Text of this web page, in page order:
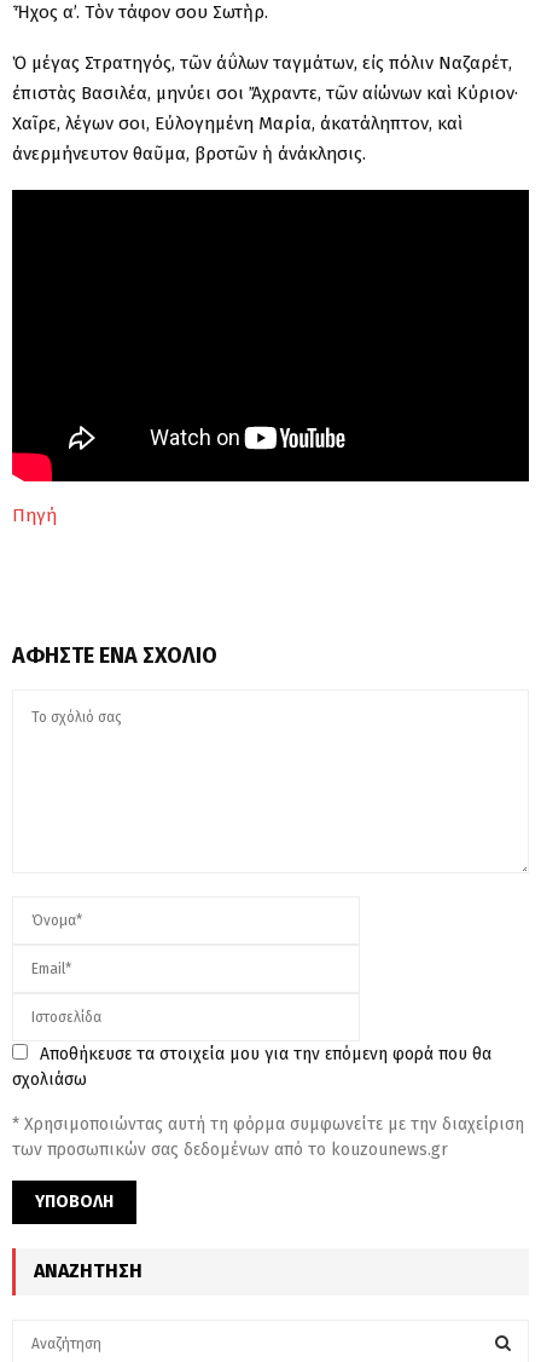
Ἦχος α’. Τὸν τάφον σου Σωτὴρ.
Ὁ μέγας Στρατηγός, τῶν ἀΰλων ταγμάτων, εἰς πόλιν Ναζαρέτ,
ἐπιστὰς Βασιλέα, μηνύει σοι Ἄχραντε, τῶν αἰώνων καὶ Κύριον·
Χαῖρε, λέγων σοι, Εὐλογημένη Μαρία, ἀκατάληπτον, καὶ
ἀνερμήνευτον θαῦμα, βροτῶν ἡ ἀνάκλησις.
Πηγή
ΑΦΉΣΤΕ ΈΝΑ ΣΧΌΛΙΟ
Αποθήκευσε τα στοιχεία μου για την επόμενη φορά που θα
σχολιάσω
* Χρησιμοποιώντας αυτή τη φόρμα συμφωνείτε με την διαχείριση
των προσωπικών σας δεδομένων από το kouzounews.gr
ΑΝΑΖΉΤΗΣΗ